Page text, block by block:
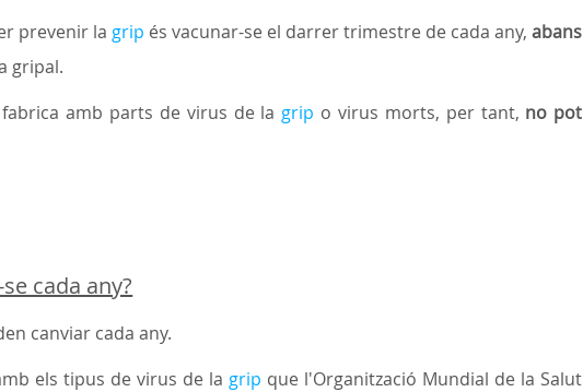
prevenir la grip és vacunar-se el darrer trimestre de cada any,abans
gripal.
amb parts de virus de la grip o virus morts, per tant, no pot
cada any?
canviar cada any.
els tipus de virus de la grip que l'Organització Mundial de la Salut